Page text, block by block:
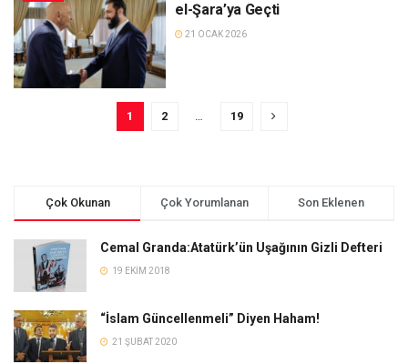
el-Şara’ya Geçti
21 OCAK 2026
1 2 … 19
Çok Okunan Çok Yorumlanan Son Eklenen
Cemal Granda:Atatürk’ün Uşağının Gizli Defteri
19 EKIM 2018
“İslam Güncellenmeli” Diyen Haham!
21 ŞUBAT 2020